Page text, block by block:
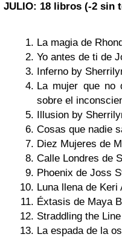
JULIO: 18 libros (-2 sin
La magia de
Yo antes de ti de
Inferno by
La mujer que no
sobre el
Illusion by
Cosas que nadie
Diez Mujeres de
Calle Londres de
Phoenix de Joss
Luna llena de Keri
Éxtasis de Maya
Straddling the
La espada de la